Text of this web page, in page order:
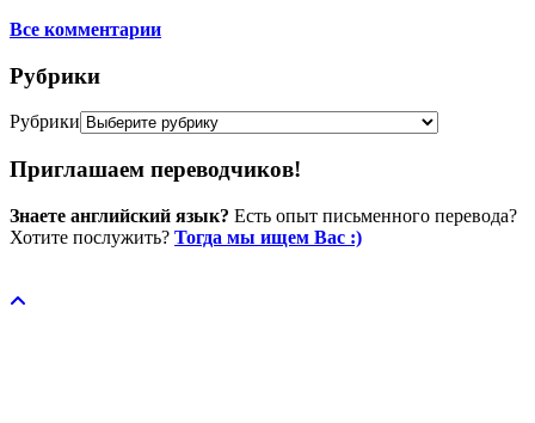
Все комментарии
Рубрики
Рубрики
Приглашаем переводчиков!
Знаете английский язык? Есть опыт письменного перевода?
Хотите послужить? Тогда мы ищем Вас :)